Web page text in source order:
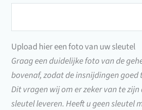
B55555)
Upload hier een foto van uw sleutel
Graag een duidelijke foto van de
bovenaf, zodat de insnijdingen goed
Dit vragen wij om er zeker van te
sleutel leveren. Heeft u geen sleutel